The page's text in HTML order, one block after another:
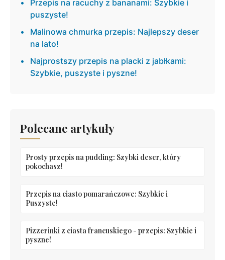
Przepis na racuchy z bananami: Szybkie i
puszyste!
Malinowa chmurka przepis: Najlepszy deser
na lato!
Najprostszy przepis na placki z jabłkami:
Szybkie, puszyste i pyszne!
Polecane artykuły
Prosty przepis na pudding: Szybki deser, który
pokochasz!
Przepis na ciasto pomarańczowe: Szybkie i
Puszyste!
Pizzerinki z ciasta francuskiego - przepis: Szybkie i
pyszne!